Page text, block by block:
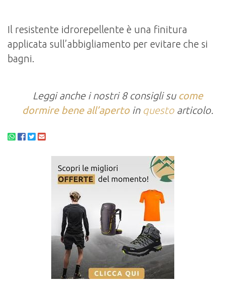
Il resistente idrorepellente è una finitura
applicata sull’abbigliamento per evitare che si
bagni.
Leggi anche i nostri 8 consigli su come
dormire bene all’apertoin questoarticolo.